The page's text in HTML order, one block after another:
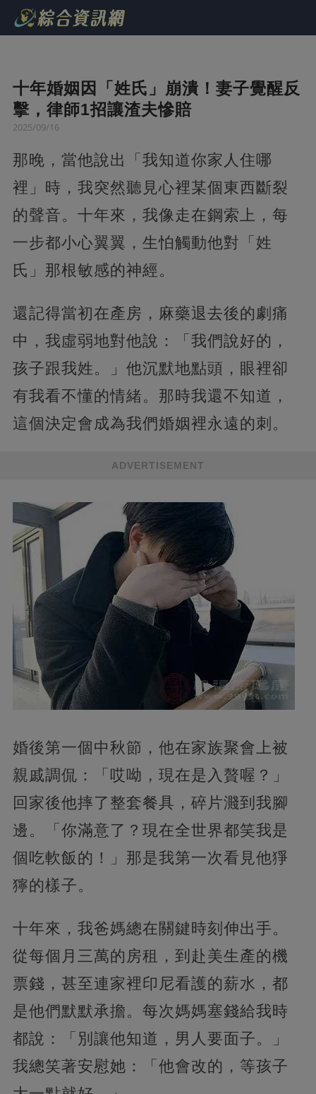
十年婚姻因「姓氏」崩潰！妻子覺醒反
擊，律師1招讓渣夫慘賠
2025/09/16
那晚，當他說出「我知道你家人住哪
裡」時，我突然聽見心裡某個東西斷裂
的聲音。十年來，我像走在鋼索上，每
一步都小心翼翼，生怕觸動他對「姓
氏」那根敏感的神經。
還記得當初在產房，麻藥退去後的劇痛
中，我虛弱地對他說：「我們說好的，
孩子跟我姓。」他沉默地點頭，眼裡卻
有我看不懂的情緒。那時我還不知道，
這個決定會成為我們婚姻裡永遠的刺。
ADVERTISEMENT
婚後第一個中秋節，他在家族聚會上被
親戚調侃：「哎呦，現在是入贅喔？」
回家後他摔了整套餐具，碎片濺到我腳
邊。「你滿意了？現在全世界都笑我是
個吃軟飯的！」那是我第一次看見他猙
獰的樣子。
十年來，我爸媽總在關鍵時刻伸出手。
從每個月三萬的房租，到赴美生產的機
票錢，甚至連家裡印尼看護的薪水，都
是他們默默承擔。每次媽媽塞錢給我時
都說：「別讓他知道，男人要面子。」
我總笑著安慰她：「他會改的，等孩子